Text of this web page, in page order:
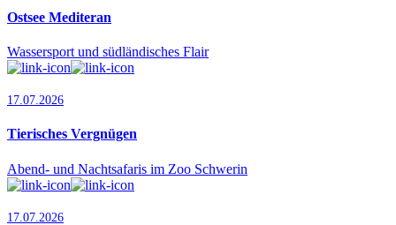
Ostsee Mediteran
Wassersport und südländisches Flair
17.07.2026
Tierisches Vergnügen
Abend- und Nachtsafaris im Zoo Schwerin
17.07.2026